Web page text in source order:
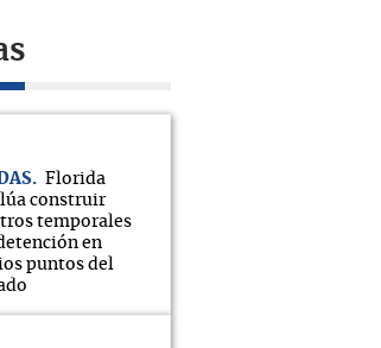
Florida
construir
temporales
en
puntos del